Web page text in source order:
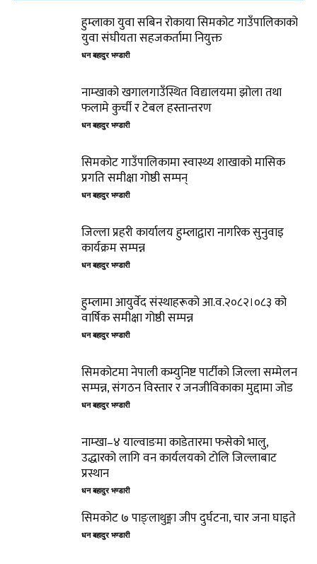
हुम्लाका युवा सबिन रोकाया सिमकोट गाउँपालिकाको
युवा संघीयता सहजकर्तामा नियुक्त
धन बहादुर भण्डारी
नाम्खाको खगालगाउँस्थित विद्यालयमा झोला तथा
फलामे कुर्ची र टेबल हस्तान्तरण
धन बहादुर भण्डारी
सिमकोट गाउँपालिकामा स्वास्थ्य शाखाको मासिक
प्रगति समीक्षा गोष्ठी सम्पन्
धन बहादुर भण्डारी
जिल्ला प्रहरी कार्यालय हुम्लाद्वारा नागरिक सुनुवाइ
कार्यक्रम सम्पन्न
धन बहादुर भण्डारी
हुम्लामा आयुर्वेद संस्थाहरूको आ.व.२०८२।०८३ को
वार्षिक समीक्षा गोष्ठी सम्पन्न
धन बहादुर भण्डारी
सिमकोटमा नेपाली कम्युनिष्ट पार्टीको जिल्ला सम्मेलन
सम्पन्न, संगठन विस्तार र जनजीविकाका मुद्दामा जोड
धन बहादुर भण्डारी
नाम्खा–४ याल्वाङमा काडेतारमा फसेको भालु,
उद्धारको लागि वन कार्यलयको टोलि जिल्लाबाट
प्रस्थान
धन बहादुर भण्डारी
सिमकोट ७ पाङ्लाथुङ्मा जीप दुर्घटना, चार जना घाइते
धन बहादुर भण्डारी